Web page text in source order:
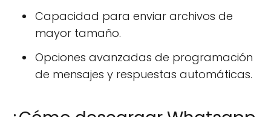
Capacidad para enviar archivos de
mayor tamaño.
Opciones avanzadas de programación
de mensajes y respuestas automáticas.